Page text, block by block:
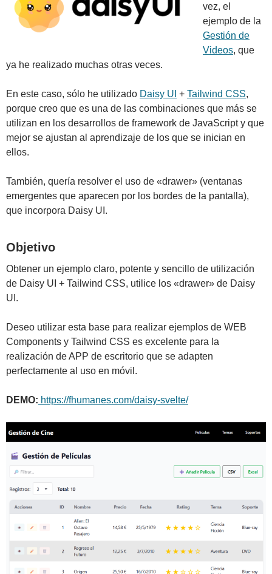
vez, el
ejemplo de la
Gestión de
Videos, que
ya he realizado muchas otras veces.
En este caso, sólo he utilizado Daisy UI + Tailwind CSS,
porque creo que es una de las combinaciones que más se
utilizan en los desarrollos de framework de JavaScript y que
mejor se ajustan al aprendizaje de los que se inician en
ellos.
También, quería resolver el uso de «drawer» (ventanas
emergentes que aparecen por los bordes de la pantalla),
que incorpora Daisy UI.
Objetivo
Obtener un ejemplo claro, potente y sencillo de utilización
de Daisy UI + Tailwind CSS, utilice los «drawer» de Daisy
UI.
Deseo utilizar esta base para realizar ejemplos de WEB
Components y Tailwind CSS es excelente para la
realización de APP de escritorio que se adapten
perfectamente al uso en móvil.
DEMO: https://fhumanes.com/daisy-svelte/